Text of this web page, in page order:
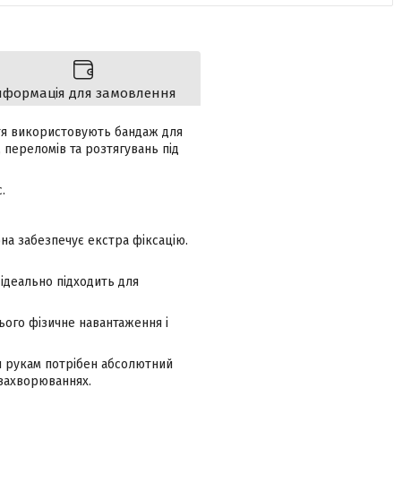
для замовлення
використовують бандаж для
та розтягувань під
забезпечує екстра фіксацію.
підходить для
фізичне навантаження і
рукам потрібен абсолютний